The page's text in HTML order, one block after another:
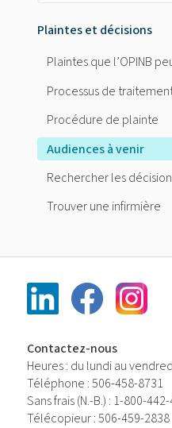
Plaintes et décisions
Plaintes que l’OPINB
Processus de
Procédure de plainte
Audiences à venir
Rechercher les
Trouver une infirmière
Contactez-nous
Heures : du lundi au
Téléphone : 506-458-8731
Sans frais (N.-B.) : 1-800-
Télécopieur : 506-459-2838